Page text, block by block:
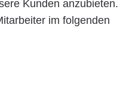
Kunden anzubieten.
im folgenden